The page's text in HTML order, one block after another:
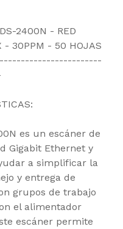
2400N - RED
- 30PPM - 50 HOJAS
es un escáner de
Gigabit Ethernet y
a simplificar la
y entrega de
grupos de trabajo
el alimentador
escáner permite